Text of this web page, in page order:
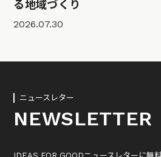
る地域づくり
2026.07.30
ニュースレター
NEWSLETTER